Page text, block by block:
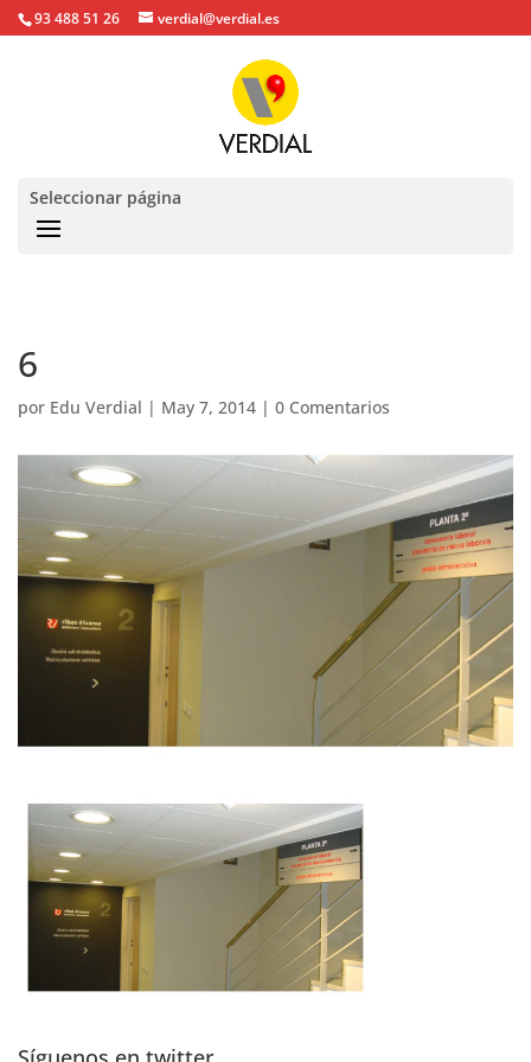
93 488 51 26 verdial@verdial.es
Seleccionar página
6
por Edu Verdial | May 7, 2014 | 0 Comentarios